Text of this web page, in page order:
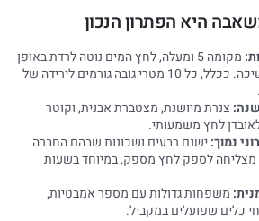
היא הפתרון הנכון
מקומה 5 ומעלה, לחץ המים נוטה לרדת באופן
טבעי בשל כוח המשיכה. ככלל, כל 10 מטרי גובה גורמים לירידה של
צנרת מיושנת, מצטברת אבנית, וקוטר
לחץ משמעותי.
נמוך: ישנם רבעים ושכונות שבהם החברה
לספק לחץ מספק, במיוחד בשעות
משפחות גדולות עם מספר אמבטיות,
כלים שפועלים במקביל.